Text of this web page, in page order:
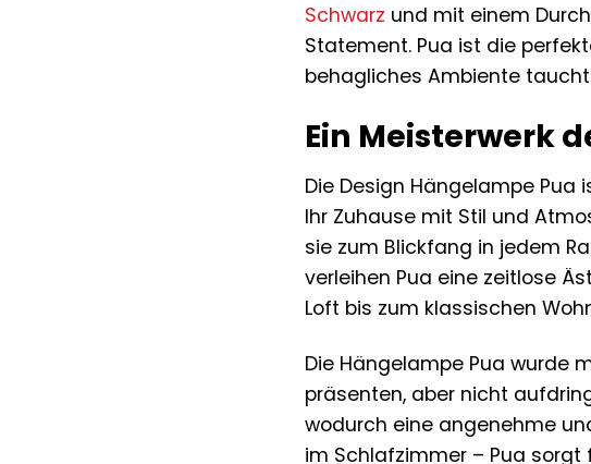
Schwarz und mit einem
Statement. Pua ist die
behagliches Ambiente
Ein Meisterwerk
Die Design Hängelampe
Ihr Zuhause mit Stil und
sie zum Blickfang in jedem
verleihen Pua eine zeitlose
Loft bis zum klassischen
Die Hängelampe Pua wurde
präsenten, aber nicht
wodurch eine angenehme
im Schlafzimmer – Pua